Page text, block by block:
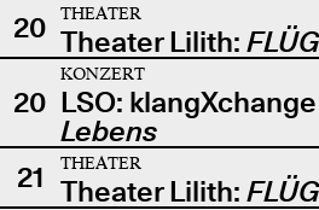
20
THEATER
Theater Lilith:
20
KONZERT
LSO: klangXchange
Lebens
21
THEATER
Theater Lilith: